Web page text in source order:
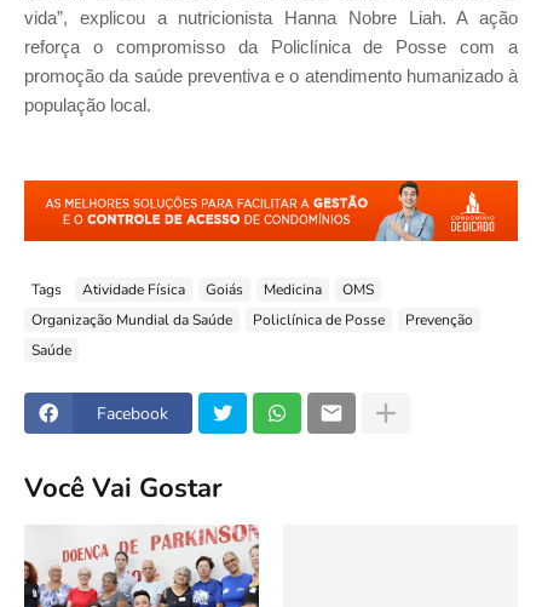
vida”, explicou a nutricionista Hanna Nobre Liah. A ação
reforça o compromisso da Policlínica de Posse com a
promoção da saúde preventiva e o atendimento humanizado à
população local.
Tags Atividade Física Goiás Medicina
OMS
Organização Mundial da Saúde
Policlínica de Posse
Prevenção
Saúde
Facebook
Você Vai Gostar